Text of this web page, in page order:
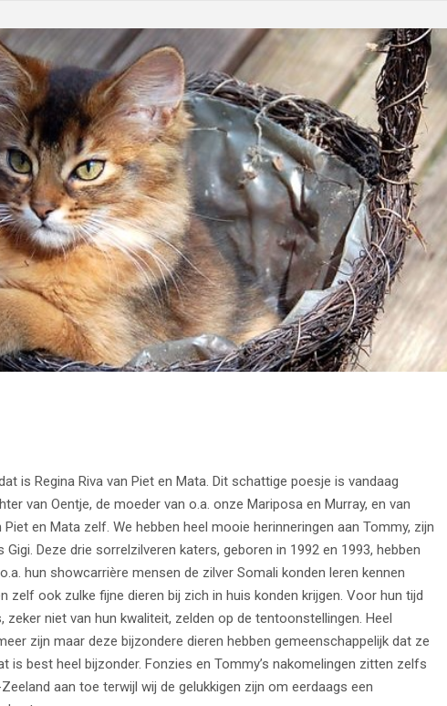
is Regina Riva van Piet en Mata. Dit schattige poesje is vandaag
van Oentje, de moeder van o.a. onze Mariposa en Murray, en van
en Mata zelf. We hebben heel mooie herinneringen aan Tommy, zijn
Gigi. Deze drie sorrelzilveren katers, geboren in 1992 en 1993, hebben
hun showcarrière mensen de zilver Somali konden leren kennen
zelf ook zulke fijne dieren bij zich in huis konden krijgen. Voor hun tijd
zeker niet van hun kwaliteit, zelden op de tentoonstellingen. Heel
zijn maar deze bijzondere dieren hebben gemeenschappelijk dat ze
is best heel bijzonder. Fonzies en Tommy’s nakomelingen zitten zelfs
aan toe terwijl wij de gelukkigen zijn om eerdaags een